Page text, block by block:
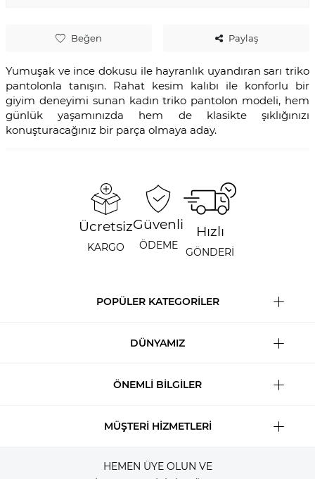
Beğen Paylaş
Yumuşak ve ince dokusu ile hayranlık uyandıran sarı triko
pantolonla tanışın. Rahat kesim kalıbı ile konforlu bir
giyim deneyimi sunan kadın triko pantolon modeli, hem
günlük yaşamınızda hem de klasikte şıklığınızı
konuşturacağınız bir parça olmaya aday.
Ücretsiz
KARGO
Güvenli
ÖDEME
Hızlı
GÖNDERİ
POPÜLER KATEGORİLER
DÜNYAMIZ
ÖNEMLİ BİLGİLER
MÜŞTERİ HİZMETLERİ
HEMEN ÜYE OLUN VE